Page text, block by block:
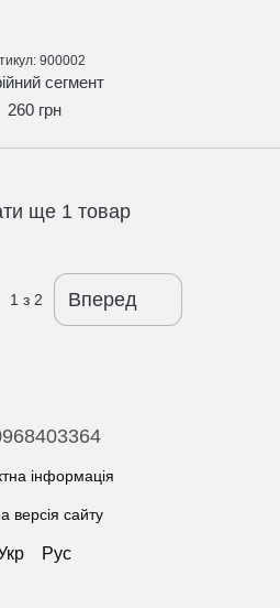
900002
сегмент
260 грн
ще 1 товар
1 з 2 Вперед
інформація
версія сайту
Рус